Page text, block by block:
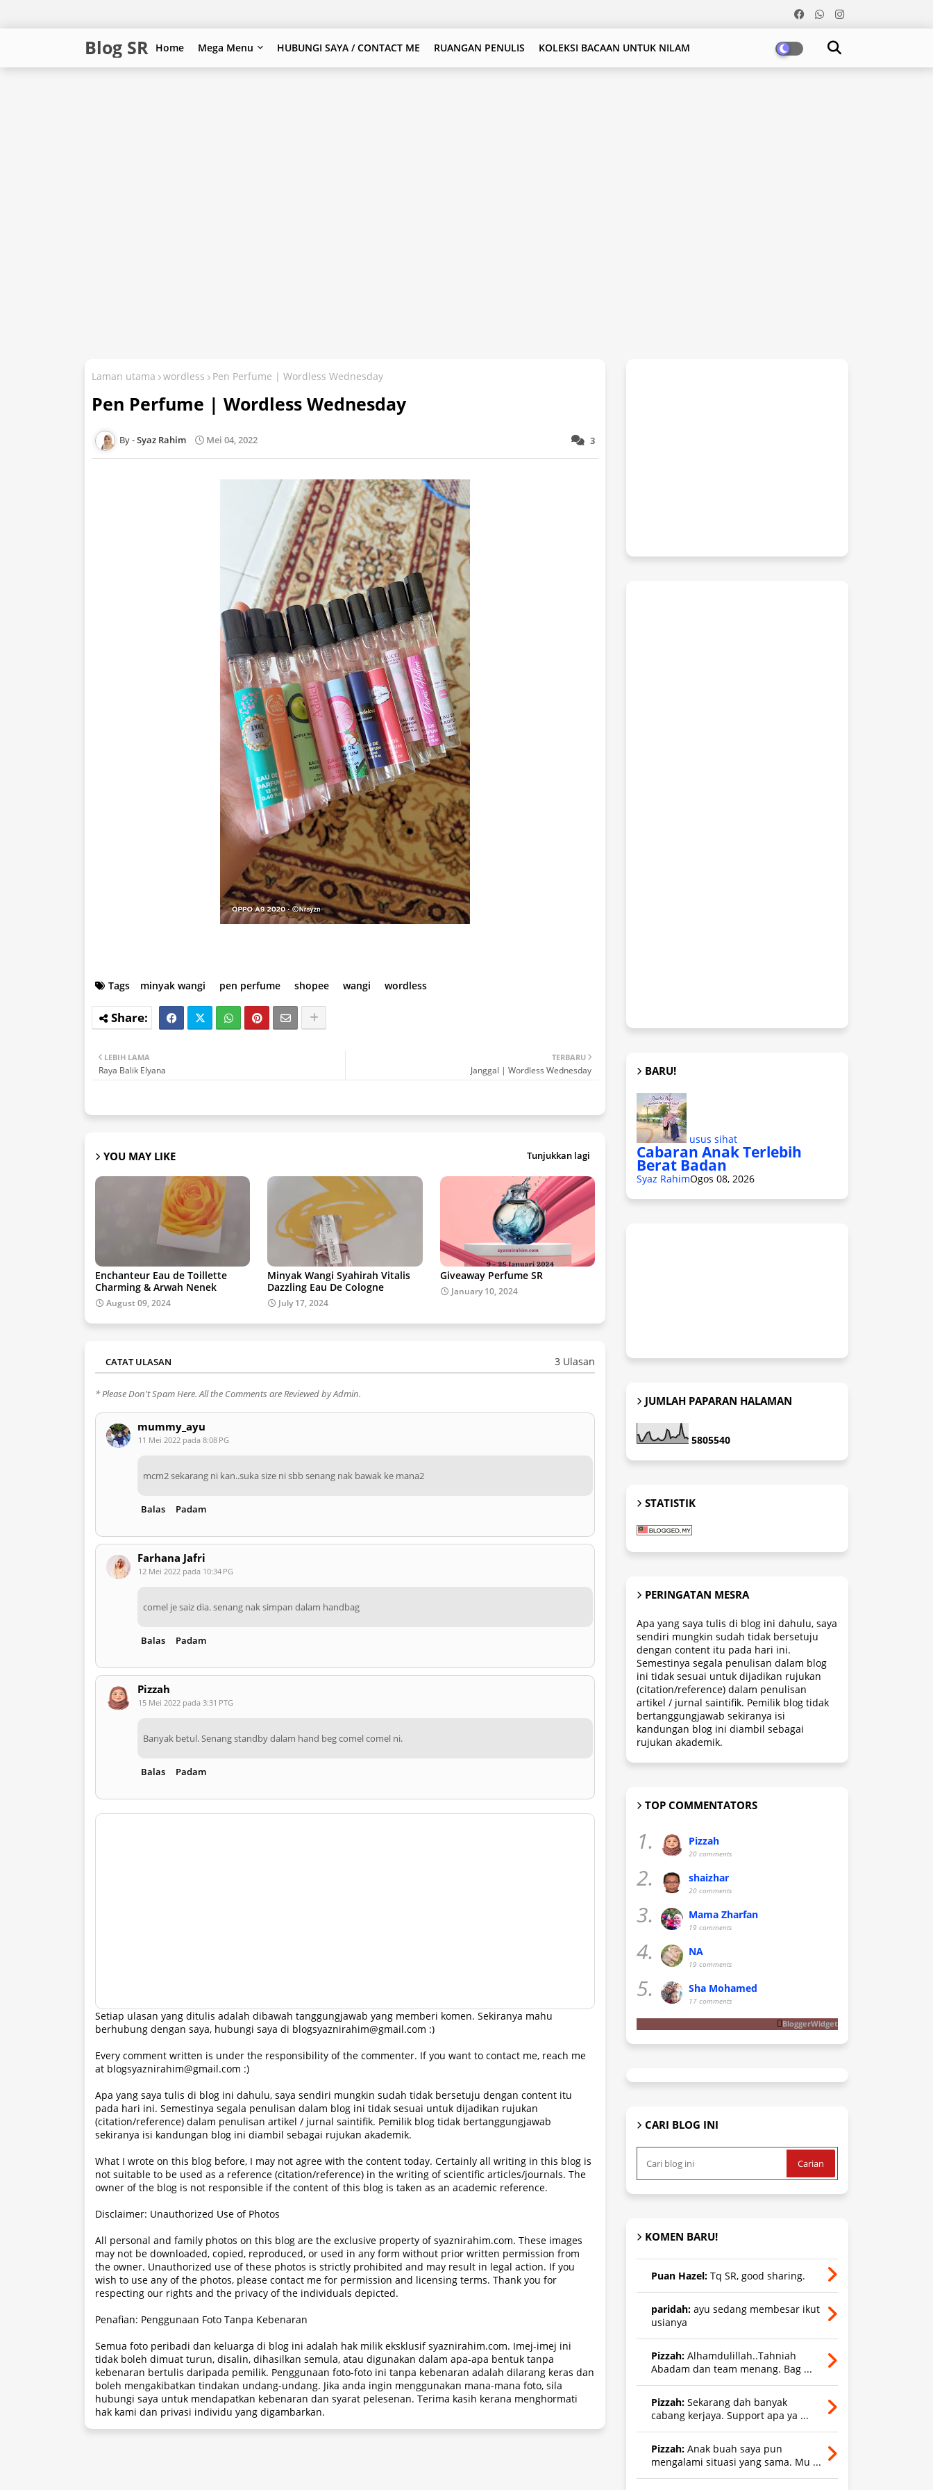
Blog SR Home Mega Menu HUBUNGI SAYA / CONTACT ME RUANGAN PENULIS KOLEKSI BACAAN UNTUK NILAM
Laman utama wordless Pen Perfume | Wordless Wednesday
Pen Perfume | Wordless Wednesday
3
Syaz Rahim Mei 04, 2022
Tags minyak wangi pen perfume shopee wangi wordless
TERBARU
Janggal | Wordless Wednesday
LEBIH LAMA
Raya Balik Elyana
YOU MAY LIKE Tunjukkan lagi
Enchanteur Eau de Toillette
Charming & Arwah Nenek
August 09, 2024
Minyak Wangi Syahirah Vitalis
Dazzling Eau De Cologne
July 17, 2024
Giveaway Perfume SR
January 10, 2024
CATAT ULASAN 3 Ulasan
* Please Don't Spam Here. All the Comments are Reviewed by Admin.
mummy_ayu
11 Mei 2022 pada 8:08 PG
mcm2 sekarang ni kan..suka size ni sbb senang nak bawak ke mana2
Balas Padam
Farhana Jafri
12 Mei 2022 pada 10:34 PG
comel je saiz dia. senang nak simpan dalam handbag
Balas Padam
Pizzah
15 Mei 2022 pada 3:31 PTG
Banyak betul. Senang standby dalam hand beg comel comel ni.
Balas Padam
Setiap ulasan yang ditulis adalah dibawah tanggungjawab yang memberi komen. Sekiranya mahu
berhubung dengan saya, hubungi saya di blogsyaznirahim@gmail.com :)
Every comment written is under the responsibility of the commenter. If you want to contact me, reach me
at blogsyaznirahim@gmail.com :)
Apa yang saya tulis di blog ini dahulu, saya sendiri mungkin sudah tidak bersetuju dengan content itu
pada hari ini. Semestinya segala penulisan dalam blog ini tidak sesuai untuk dijadikan rujukan
(citation/reference) dalam penulisan artikel / jurnal saintifik. Pemilik blog tidak bertanggungjawab
sekiranya isi kandungan blog ini diambil sebagai rujukan akademik.
What I wrote on this blog before, I may not agree with the content today. Certainly all writing in this blog is
not suitable to be used as a reference (citation/reference) in the writing of scientific articles/journals. The
owner of the blog is not responsible if the content of this blog is taken as an academic reference.
Disclaimer: Unauthorized Use of Photos
All personal and family photos on this blog are the exclusive property of syaznirahim.com. These images
may not be downloaded, copied, reproduced, or used in any form without prior written permission from
the owner. Unauthorized use of these photos is strictly prohibited and may result in legal action. If you
wish to use any of the photos, please contact me for permission and licensing terms. Thank you for
respecting our rights and the privacy of the individuals depicted.
Penafian: Penggunaan Foto Tanpa Kebenaran
Semua foto peribadi dan keluarga di blog ini adalah hak milik eksklusif syaznirahim.com. Imej-imej ini
tidak boleh dimuat turun, disalin, dihasilkan semula, atau digunakan dalam apa-apa bentuk tanpa
kebenaran bertulis daripada pemilik. Penggunaan foto-foto ini tanpa kebenaran adalah dilarang keras dan
boleh mengakibatkan tindakan undang-undang. Jika anda ingin menggunakan mana-mana foto, sila
hubungi saya untuk mendapatkan kebenaran dan syarat pelesenan. Terima kasih kerana menghormati
hak kami dan privasi individu yang digambarkan.
BARU!
usus sihat
Cabaran Anak Terlebih
Berat Badan
Syaz RahimOgos 08, 2026
JUMLAH PAPARAN HALAMAN
5805540
STATISTIK
PERINGATAN MESRA
Apa yang saya tulis di blog ini dahulu, saya
sendiri mungkin sudah tidak bersetuju
dengan content itu pada hari ini.
Semestinya segala penulisan dalam blog
ini tidak sesuai untuk dijadikan rujukan
(citation/reference) dalam penulisan
artikel / jurnal saintifik. Pemilik blog tidak
bertanggungjawab sekiranya isi
kandungan blog ini diambil sebagai
rujukan akademik.
TOP COMMENTATORS
1. Pizzah
20 comments
2. shaizhar
20 comments
3. Mama Zharfan
19 comments
4. NA
19 comments
5. Sha Mohamed
17 comments
BloggerWidget
CARI BLOG INI
KOMEN BARU!
Puan Hazel: Tq SR, good sharing.
paridah: ayu sedang membesar ikut
usianya
Pizzah: Alhamdulillah..Tahniah
Abadam dan team menang. Bag ...
Pizzah: Sekarang dah banyak
cabang kerjaya. Support apa ya ...
Pizzah: Anak buah saya pun
mengalami situasi yang sama. Mu ...